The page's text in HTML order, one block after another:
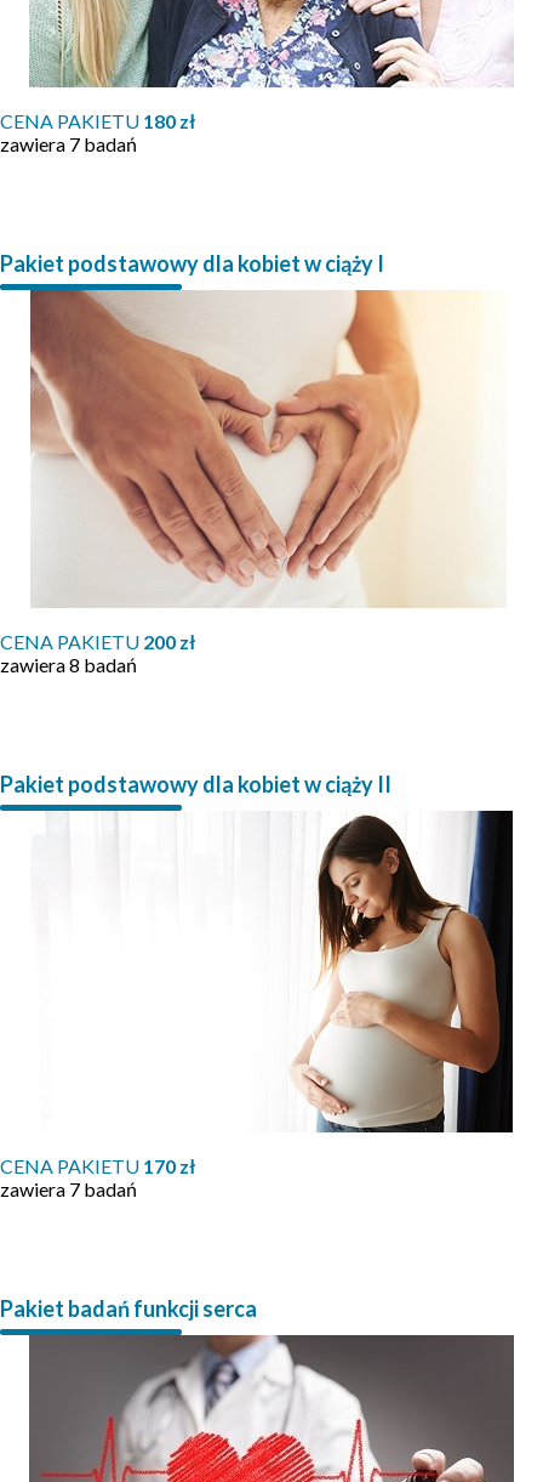
CENA PAKIETU 180 zł
zawiera 7 badań
Pakiet podstawowy dla kobiet w ciąży I
CENA PAKIETU 200 zł
zawiera 8 badań
Pakiet podstawowy dla kobiet w ciąży II
CENA PAKIETU 170 zł
zawiera 7 badań
Pakiet badań funkcji serca